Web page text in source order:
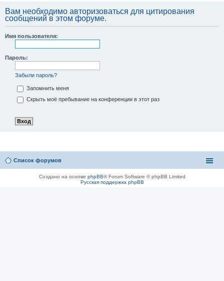
Вам необходимо авторизоваться для цитирования
сообщений в этом форуме.
Имя пользователя:
Пароль:
Забыли пароль?
Запомнить меня
Скрыть моё пребывание на конференции в этот раз
Список форумов
Создано на основе phpBB® Forum Software © phpBB Limited
Русская поддержка phpBB